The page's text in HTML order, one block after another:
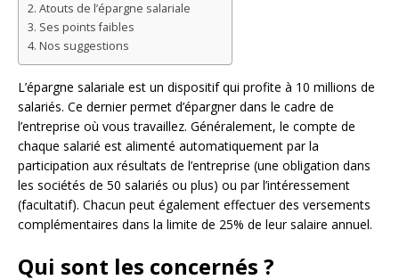
Atouts de l’épargne salariale
Ses points faibles
Nos suggestions
L’épargne salariale est un dispositif qui profite à 10 millions de
salariés. Ce dernier permet d’épargner dans le cadre de
l’entreprise où vous travaillez. Généralement, le compte de
chaque salarié est alimenté automatiquement par la
participation aux résultats de l’entreprise (une obligation dans
les sociétés de 50 salariés ou plus) ou par l’intéressement
(facultatif). Chacun peut également effectuer des versements
complémentaires dans la limite de 25% de leur salaire annuel.
Qui sont les concernés ?